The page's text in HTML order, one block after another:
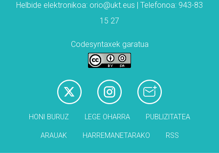
Helbide elektronikoa: orio@ukt.eus | Telefonoa: 943-83
15 27
Codesyntaxek garatua
HONI BURUZ LEGE OHARRA PUBLIZITATEA
ARAUAK HARREMANETARAKO RSS